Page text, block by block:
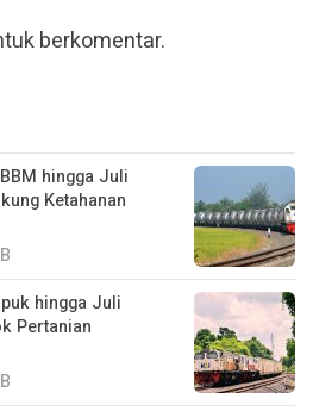
berkomentar.
hingga Juli
Ketahanan
hingga Juli
Pertanian